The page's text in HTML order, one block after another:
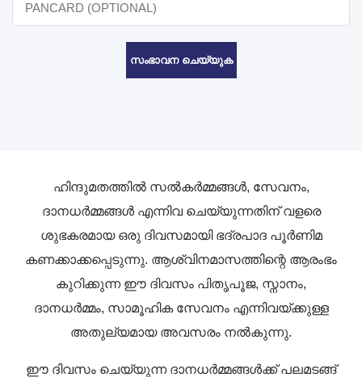
സംഭാവന ചെയ്യുക
ഹിന്ദുമതത്തിൽ സൽകർമ്മങ്ങൾ, സേവനം,
ദാനധർമ്മങ്ങൾ എന്നിവ ചെയ്യുന്നതിന് വളരെ
ശുഭകരമായ ഒരു ദിവസമായി ഭദ്രപാദ പൂർണിമ
കണക്കാക്കപ്പെടുന്നു. ആശ്വിനമാസത്തിന്റെ ആരംഭം
കുറിക്കുന്ന ഈ ദിവസം പിതൃപൂജ, സ്നാനം,
ദാനധർമ്മം, സാമൂഹിക സേവനം എന്നിവയ്ക്കുള്ള
അതുല്യമായ അവസരം നൽകുന്നു.
ഈ ദിവസം ചെയ്യുന്ന ദാനധർമ്മങ്ങൾക്ക് പലമടങ്ങ്